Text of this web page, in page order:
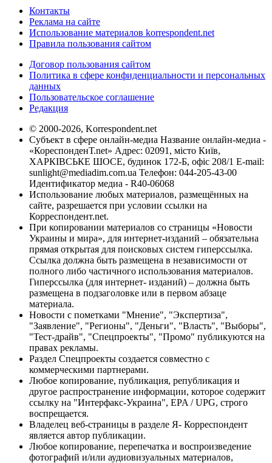
Контакты
Реклама на сайте
Использование материалов korrespondent.net
Правила пользования сайтом
Договор пользования сайтом
Политика в сфере конфиденциальности и персональных
данных
Пользовательское соглашение
Редакция
© 2000-2026, Korrespondent.net
Субъект в сфере онлайн-медиа Название онлайн-медиа -
«КореспонденТ.net» Адрес: 02091, місто Київ,
ХАРКІВСЬКЕ ШОСЕ, будинок 172-Б, офіс 208/1 E-mail:
sunlight@mediadim.com.ua Телефон: 044-205-43-00
Идентификатор медиа - R40-06068
Использование любых материалов, размещённых на
сайте, разрешается при условии ссылки на
Корреспондент.net.
При копировании материалов со страницы «Новости
Украины и мира», для интернет-изданий – обязательна
прямая открытая для поисковых систем гиперссылка.
Ссылка должна быть размещена в независимости от
полного либо частичного использования материалов.
Гиперссылка (для интернет- изданий) – должна быть
размещена в подзаголовке или в первом абзаце
материала.
Новости с пометками "Мнение", "Экспертиза",
"Заявление", "Регионы", "Деньги", "Власть", "Выборы",
"Тест-драйв", "Спецпроекты", "Промо" публикуются на
правах рекламы.
Раздел Спецпроекты создается совместно с
коммерческими партнерами.
Любое копирование, публикация, републикация и
другое распространение информации, которое содержит
ссылку на "Интерфакс-Украина", EPA / UPG, строго
воспрещается.
Владелец веб-страницы в разделе Я- Корреспондент
является автор публикации.
Любое копирование, перепечатка и воспроизведение
фотографий и/или аудиовизуальных материалов,